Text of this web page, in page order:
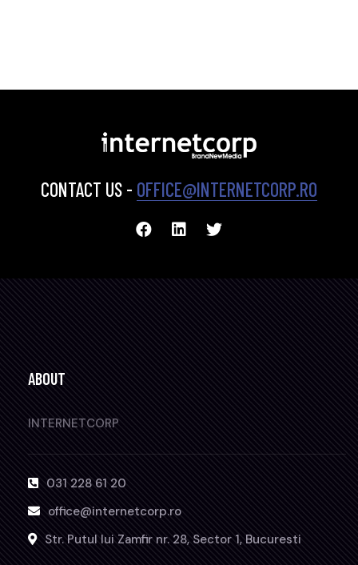
CONTACT US - OFFICE@INTERNETCORP.RO
ABOUT
INTERNETCORP
031 228 61 20
office@internetcorp.ro
Str. Putul lui Zamfir nr. 28, Sector 1, Bucuresti